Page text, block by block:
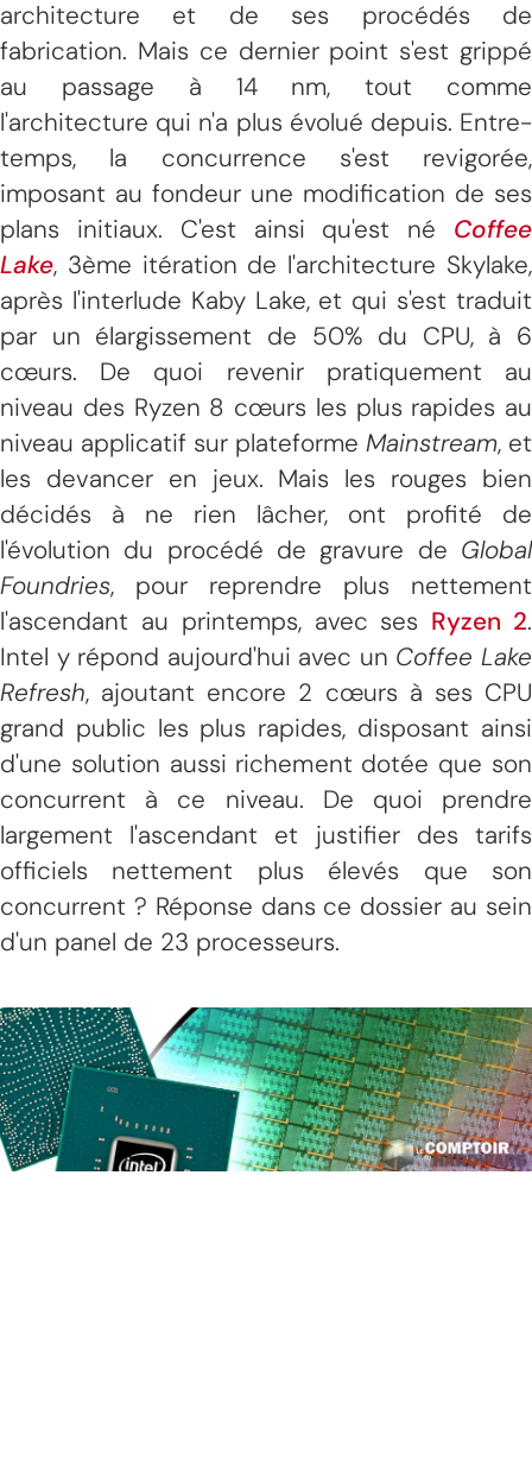
architecture et de ses procédés de
fabrication. Mais ce dernier point s'est grippé
au passage à 14 nm, tout comme
l'architecture qui n'a plus évolué depuis. Entre-
temps, la concurrence s'est revigorée,
imposant au fondeur une modification de ses
plans initiaux. C'est ainsi qu'est né Coffee
Lake, 3ème itération de l'architecture Skylake,
après l'interlude Kaby Lake, et qui s'est traduit
par un élargissement de 50% du CPU, à 6
cœurs. De quoi revenir pratiquement au
niveau des Ryzen 8 cœurs les plus rapides au
niveau applicatif sur plateforme Mainstream, et
les devancer en jeux. Mais les rouges bien
décidés à ne rien lâcher, ont profité de
l'évolution du procédé de gravure de Global
Foundries, pour reprendre plus nettement
l'ascendant au printemps, avec ses Ryzen 2.
Intel y répond aujourd'hui avec un Coffee Lake
Refresh, ajoutant encore 2 cœurs à ses CPU
grand public les plus rapides, disposant ainsi
d'une solution aussi richement dotée que son
concurrent à ce niveau. De quoi prendre
largement l'ascendant et justifier des tarifs
officiels nettement plus élevés que son
concurrent ? Réponse dans ce dossier au sein
d'un panel de 23 processeurs.